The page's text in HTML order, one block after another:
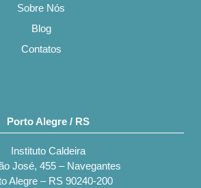
Sobre Nós
Blog
Contatos
Porto Alegre / RS
Instituto Caldeira
José, 455 – Navegantes
Alegre – RS 90240-200